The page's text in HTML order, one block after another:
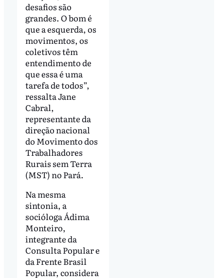
desafios são
grandes. O bom é
que a esquerda, os
movimentos, os
coletivos têm
entendimento de
que essa é uma
tarefa de todos”,
ressalta Jane
Cabral,
representante da
direção nacional
do Movimento dos
Trabalhadores
Rurais sem Terra
(MST) no Pará.
Na mesma
sintonia, a
socióloga Ádima
Monteiro,
integrante da
Consulta Popular e
da Frente Brasil
Popular, considera